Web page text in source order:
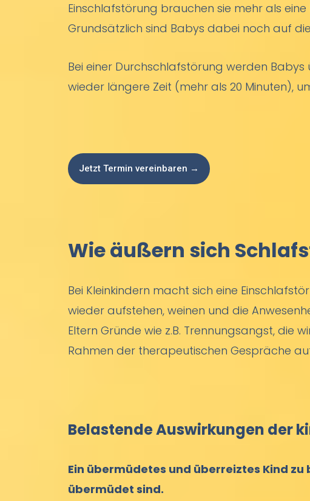
Einschlafstörung brauchen sie mehr als
Grundsätzlich sind Babys dabei noch auf
Bei einer Durchschlafstörung werden
wieder längere Zeit (mehr als 20 Minuten),
Jetzt Termin vereinbaren →
Wie äußern sich
Bei Kleinkindern macht sich eine
wieder aufstehen, weinen und die
Eltern Gründe wie z.B. Trennungsangst,
Rahmen der therapeutischen Gespräche
Belastende Auswirkungen der
Ein übermüdetes und überreiztes Kind
übermüdet sind.